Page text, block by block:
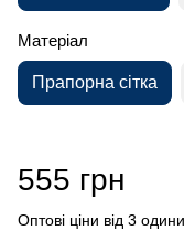
Матеріал
Прапорна сітка
555 грн
Оптові ціни від 3